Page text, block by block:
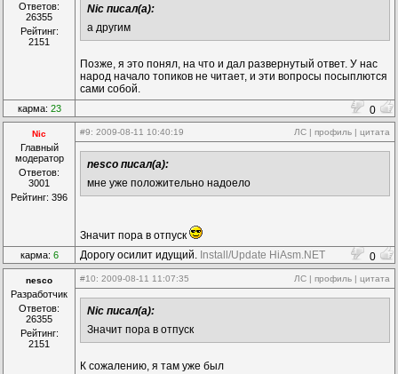
Ответов:
26355
Рейтинг:
2151
Nic писал(а):
а другим
Позже, я это понял, на что и дал развернутый ответ. У нас
народ начало топиков не читает, и эти вопросы посыплются
сами собой.
карма: 23 0
Nic
Главный
модератор
Ответов:
3001
Рейтинг: 396
#9: 2009-08-11 10:40:19 ЛС | профиль | цитата
nesco писал(а):
мне уже положительно надоело
Значит пора в отпуск
карма: 6 Дорогу осилит идущий. Install/Update HiAsm.NET 0
nesco
Разработчик
Ответов:
26355
Рейтинг:
2151
#10: 2009-08-11 11:07:35 ЛС | профиль | цитата
Nic писал(а):
Значит пора в отпуск
К сожалению, я там уже был